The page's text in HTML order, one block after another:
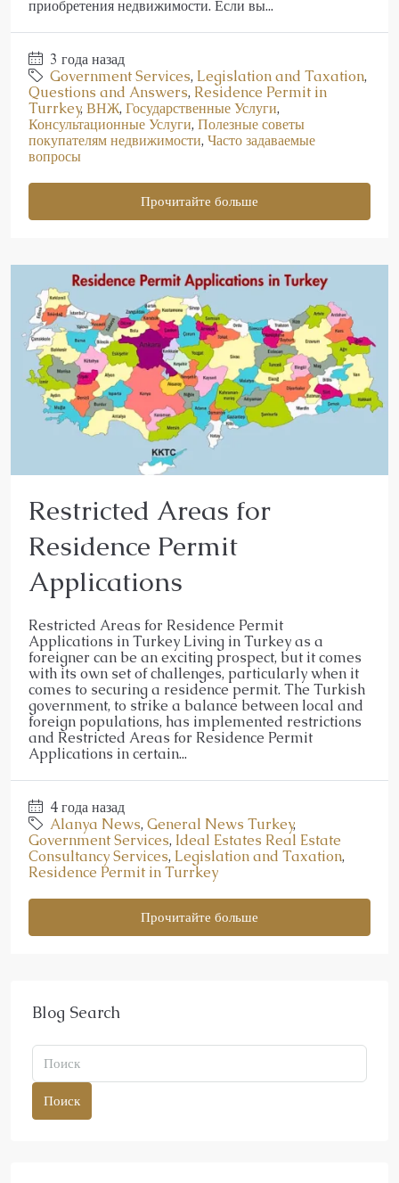
приобретения недвижимости. Если вы...
3 года назад
Government Services, Legislation and Taxation,
Questions and Answers, Residence Permit in
Turrkey, ВНЖ, Государственные Услуги,
Консультационные Услуги, Полезные советы
покупателям недвижимости, Часто задаваемые
вопросы
Прочитайте больше
Restricted Areas for
Residence Permit
Applications
Restricted Areas for Residence Permit
Applications in Turkey Living in Turkey as a
foreigner can be an exciting prospect, but it comes
with its own set of challenges, particularly when it
comes to securing a residence permit. The Turkish
government, to strike a balance between local and
foreign populations, has implemented restrictions
and Restricted Areas for Residence Permit
Applications in certain...
4 года назад
Alanya News, General News Turkey,
Government Services, Ideal Estates Real Estate
Consultancy Services, Legislation and Taxation,
Residence Permit in Turrkey
Прочитайте больше
Blog Search
Поиск